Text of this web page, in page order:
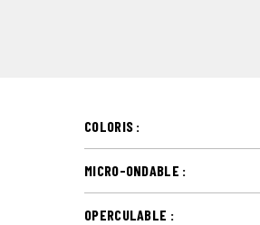
COLORIS :
MICRO-ONDABLE :
OPERCULABLE :